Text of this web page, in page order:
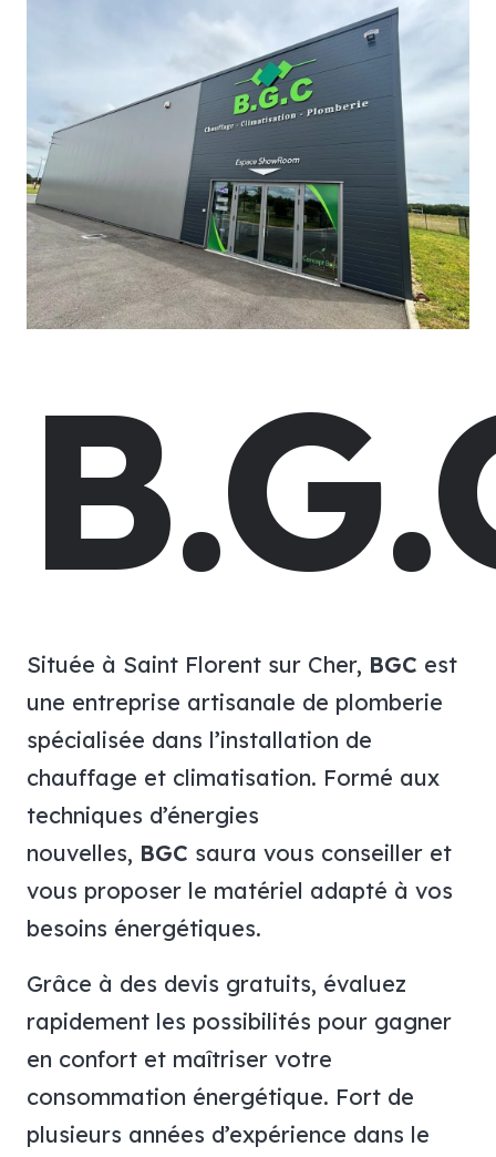
Située à Saint Florent sur Cher, BGC est
une entreprise artisanale de plomberie
spécialisée dans l’installation de
chauffage et climatisation. Formé aux
techniques d’énergies
nouvelles, BGC saura vous conseiller et
vous proposer le matériel adapté à vos
besoins énergétiques.
Grâce à des devis gratuits, évaluez
rapidement les possibilités pour gagner
en confort et maîtriser votre
consommation énergétique. Fort de
plusieurs années d’expérience dans le